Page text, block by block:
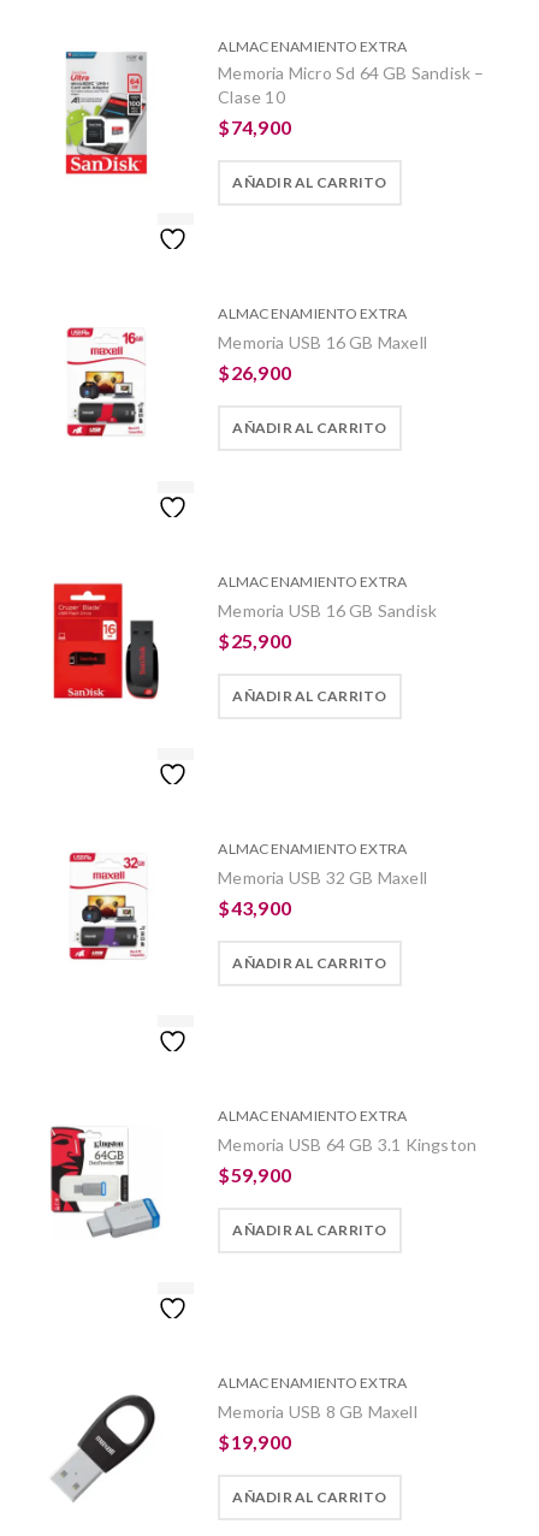
ALMACENAMIENTO EXTRA
Memoria Micro Sd 64 GB Sandisk –
Clase 10
$74,900
AÑADIR AL CARRITO
ALMACENAMIENTO EXTRA
Memoria USB 16 GB Maxell
$26,900
AÑADIR AL CARRITO
ALMACENAMIENTO EXTRA
Memoria USB 16 GB Sandisk
$25,900
AÑADIR AL CARRITO
ALMACENAMIENTO EXTRA
Memoria USB 32 GB Maxell
$43,900
AÑADIR AL CARRITO
ALMACENAMIENTO EXTRA
Memoria USB 64 GB 3.1 Kingston
$59,900
AÑADIR AL CARRITO
ALMACENAMIENTO EXTRA
Memoria USB 8 GB Maxell
$19,900
AÑADIR AL CARRITO